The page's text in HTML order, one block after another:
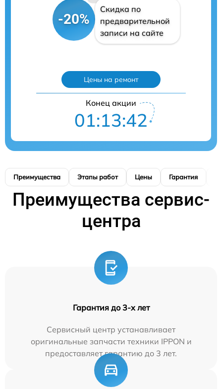
-20%
Скидка по
предварительной
записи на сайте
Цены на ремонт
Конец акции
01:13:42
Преимущества Этапы работ Цены Гарантия
Преимущества сервис-
центра
Гарантия до 3-х лет
Сервисный центр устанавливает
оригинальные запчасти техники IPPON и
предоставляет гарантию до 3 лет.